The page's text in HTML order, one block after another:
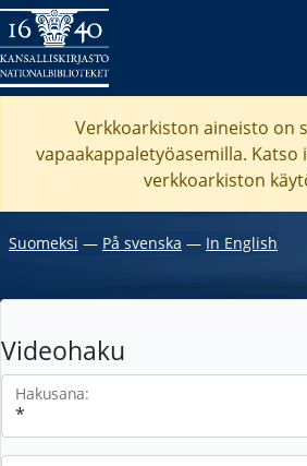
Verkkoarkiston aineisto on
vapaakappaletyöasemilla. Katso
verkkoarkiston
Suomeksi ― På svenska ― In English
Videohaku
Hakusana: